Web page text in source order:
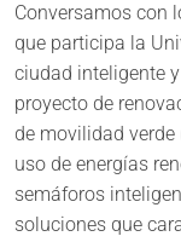
Conversamos con
que participa la
ciudad inteligente
proyecto de
de movilidad
uso de energías
semáforos
soluciones que